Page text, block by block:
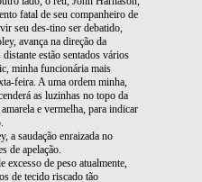
fatal de seu companheiro de
seu des-tino ser debatido,
avança na direção da
estão sentados vários
minha funcionária mais
feira. A uma ordem minha,
as luzinhas no topo da
e vermelha, para indicar
saudação enraizada no
de apelação.
excesso de peso atualmente,
de tecido riscado tão